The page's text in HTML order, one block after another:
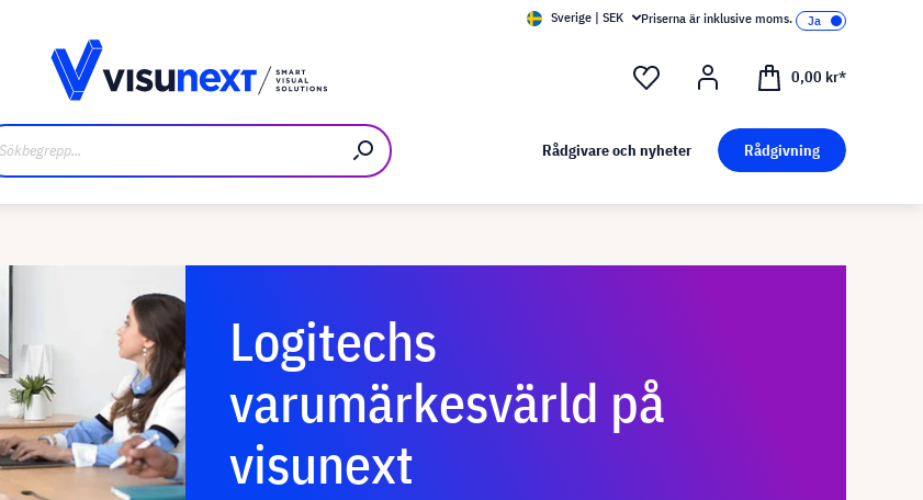
Sverige | SEK Priserna är inklusive moms.
0,00 kr*
Rådgivare och nyheter Rådgivning
Logitechs
varumärkesvärld på
visunext